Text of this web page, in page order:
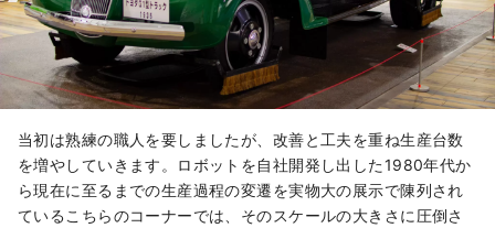
当初は熟練の職人を要しましたが、改善と工夫を重ね生産台数
を増やしていきます。ロボットを自社開発し出した1980年代か
ら現在に至るまでの生産過程の変遷を実物大の展示で陳列され
ているこちらのコーナーでは、そのスケールの大きさに圧倒さ